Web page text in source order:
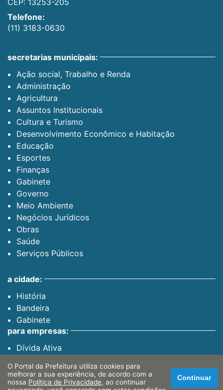
Telefone:
(11) 3183-0630
secretarias municipais:
Ação social, Trabalho e Renda
Administração
Agricultura
Assuntos Institucionais
Cultura e Turismo
Desenvolvimento Econômico e Habitação
Educação
Esportes
Finanças
Gabinete
Governo
Meio Ambiente
Negócios Jurídicos
Obras
Saúde
Serviços Públicos
a cidade:
História
Bandeira
Gabinete
para empresas:
Dívida Ativa
Certidão Negativa
para o cidadão:
O Portal da Prefeitura utiliza cookies para
melhorar a sua experiência, de acordo com a
nossa Política de Privacidade, ao continuar
Continuar